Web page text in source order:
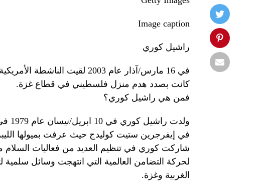
Image caption
راشيل كوري
في 16 مارس/آذار عام 2003 لقيت
كانت بصدد هدم منزل فلسطيني في قطاع غزة.
فمن هي راشيل كوري؟
في إيفرجرين ستيت كوليدج حيث عرفت بميولها
شاركت كوري في تنظيم العديد من فعاليات السلام
لحركة التضامن العالمية التي انتهجت وسائل
الغربية وغزة.